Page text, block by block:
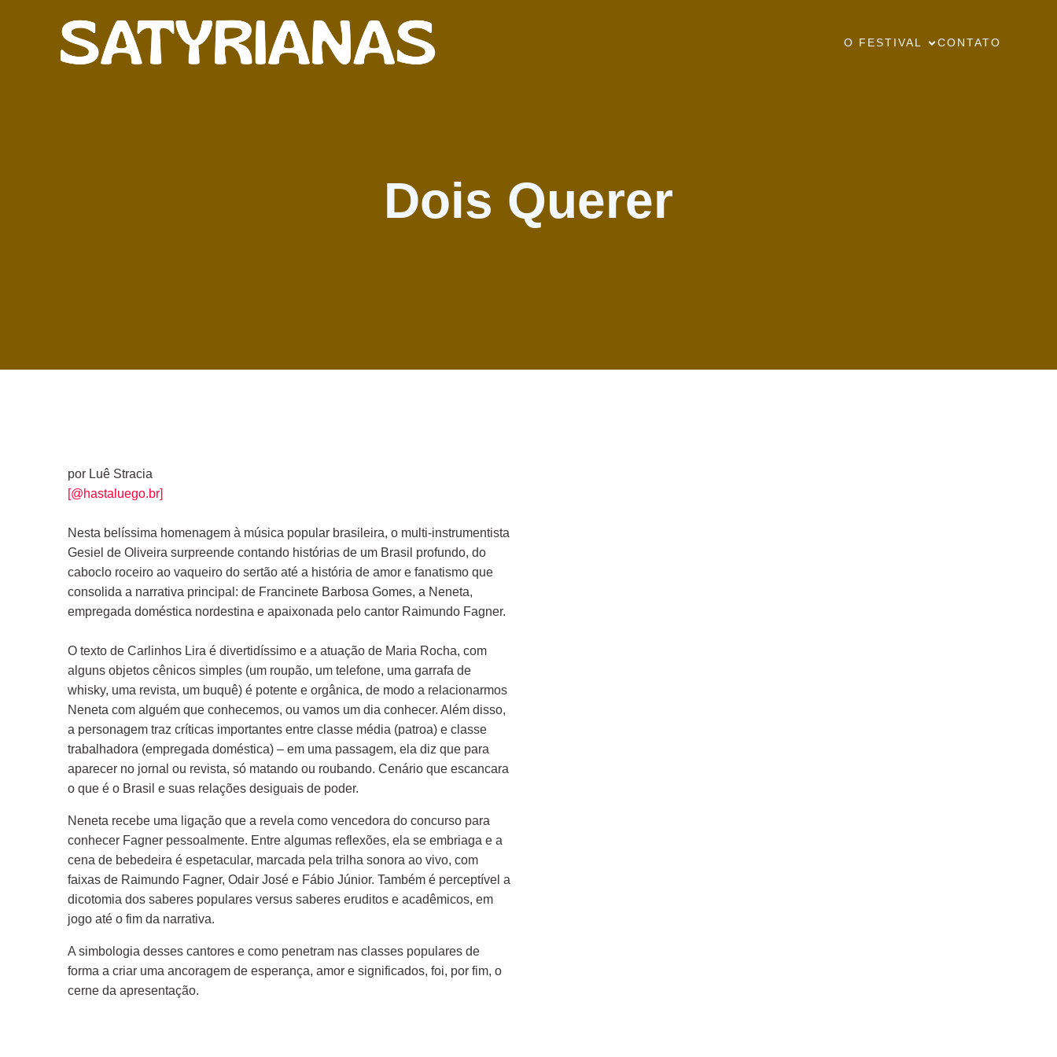
O FESTIVAL CONTATO
Dois Querer
por Luê Stracia
[@hastaluego.br]
Nesta belíssima homenagem à música popular brasileira, o multi-instrumentista
Gesiel de Oliveira surpreende contando histórias de um Brasil profundo, do
caboclo roceiro ao vaqueiro do sertão até a história de amor e fanatismo que
consolida a narrativa principal: de Francinete Barbosa Gomes, a Neneta,
empregada doméstica nordestina e apaixonada pelo cantor Raimundo Fagner.
O texto de Carlinhos Lira é divertidíssimo e a atuação de Maria Rocha, com
alguns objetos cênicos simples (um roupão, um telefone, uma garrafa de
whisky, uma revista, um buquê) é potente e orgânica, de modo a relacionarmos
Neneta com alguém que conhecemos, ou vamos um dia conhecer. Além disso,
a personagem traz críticas importantes entre classe média (patroa) e classe
trabalhadora (empregada doméstica) – em uma passagem, ela diz que para
aparecer no jornal ou revista, só matando ou roubando. Cenário que escancara
o que é o Brasil e suas relações desiguais de poder.
Neneta recebe uma ligação que a revela como vencedora do concurso para
conhecer Fagner pessoalmente. Entre algumas reflexões, ela se embriaga e a
cena de bebedeira é espetacular, marcada pela trilha sonora ao vivo, com
faixas de Raimundo Fagner, Odair José e Fábio Júnior. Também é perceptível a
dicotomia dos saberes populares versus saberes eruditos e acadêmicos, em
jogo até o fim da narrativa.
A simbologia desses cantores e como penetram nas classes populares de
forma a criar uma ancoragem de esperança, amor e significados, foi, por fim, o
cerne da apresentação.